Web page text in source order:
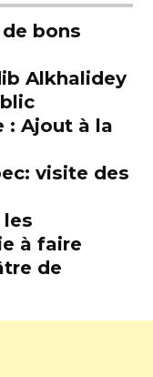
bons
Alkhalidey
: Ajout à la
visite des
les
à faire
de